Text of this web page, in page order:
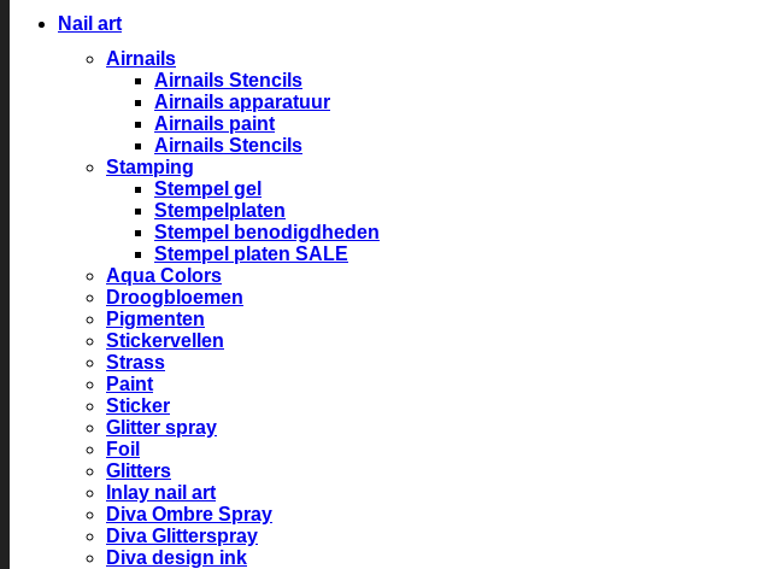
Nail art
Airnails
Airnails Stencils
Airnails apparatuur
Airnails paint
Airnails Stencils
Stamping
Stempel gel
Stempelplaten
Stempel benodigdheden
Stempel platen SALE
Aqua Colors
Droogbloemen
Pigmenten
Stickervellen
Strass
Paint
Sticker
Glitter spray
Foil
Glitters
Inlay nail art
Diva Ombre Spray
Diva Glitterspray
Diva design ink